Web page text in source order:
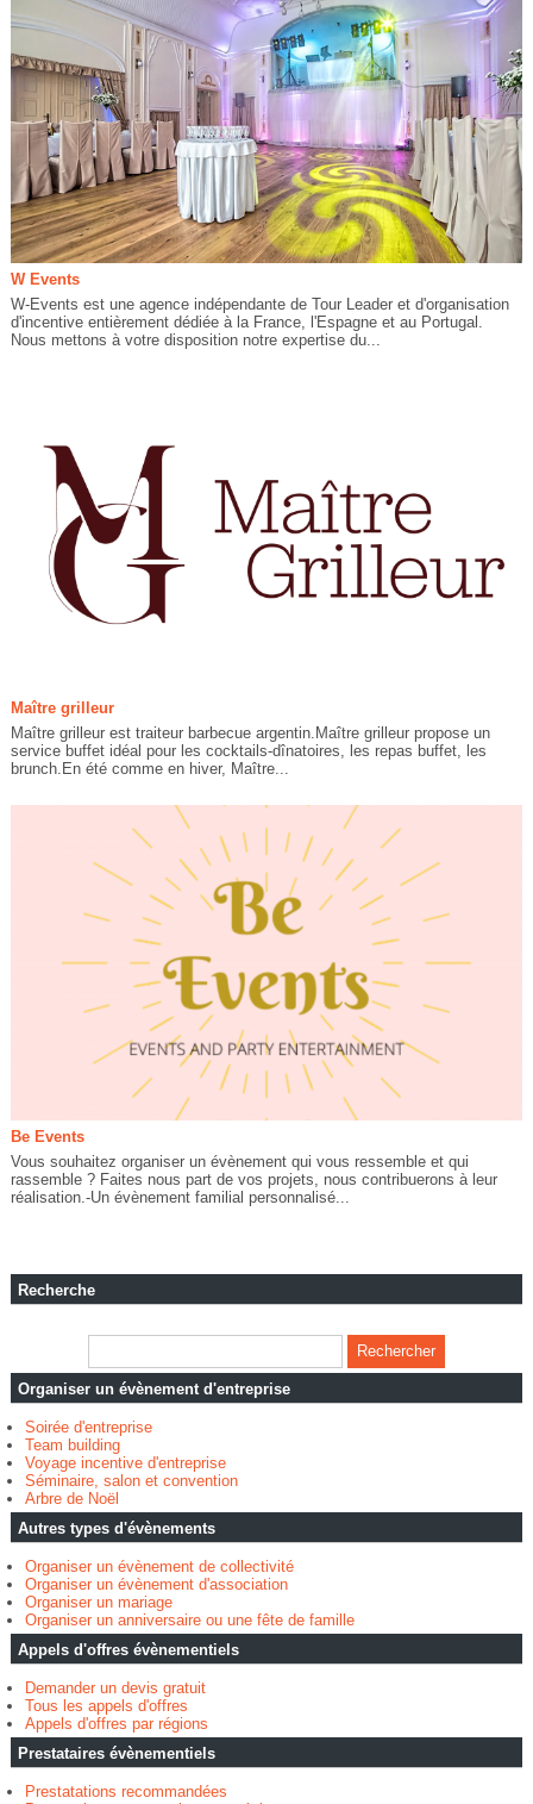
W Events
W-Events est une agence indépendante de Tour Leader et d'organisation
d'incentive entièrement dédiée à la France, l'Espagne et au Portugal.
Nous mettons à votre disposition notre expertise du...
Maître grilleur
Maître grilleur est traiteur barbecue argentin.Maître grilleur propose un
service buffet idéal pour les cocktails-dînatoires, les repas buffet, les
brunch.En été comme en hiver, Maître...
Be Events
Vous souhaitez organiser un évènement qui vous ressemble et qui
rassemble ? Faites nous part de vos projets, nous contribuerons à leur
réalisation.-Un évènement familial personnalisé...
Recherche
Organiser un évènement d'entreprise
Soirée d'entreprise
Team building
Voyage incentive d'entreprise
Séminaire, salon et convention
Arbre de Noël
Autres types d'évènements
Organiser un évènement de collectivité
Organiser un évènement d'association
Organiser un mariage
Organiser un anniversaire ou une fête de famille
Appels d'offres évènementiels
Demander un devis gratuit
Tous les appels d'offres
Appels d'offres par régions
Prestataires évènementiels
Prestatations recommandées